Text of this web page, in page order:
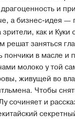
и
а бизнес-идея —
как и Куки
решат заняться
пончики в масле и
молоко у той
живущей во
Чтобы
сочиняет и